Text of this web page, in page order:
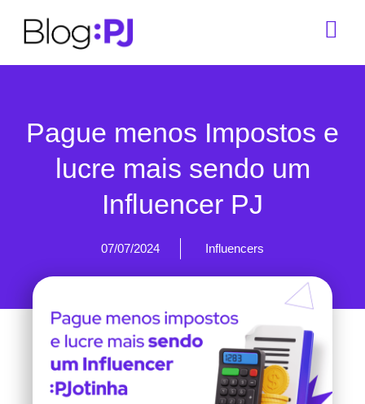
Pague menos Impostos e
lucre mais sendo um
Influencer PJ
07/07/2024 Influencers